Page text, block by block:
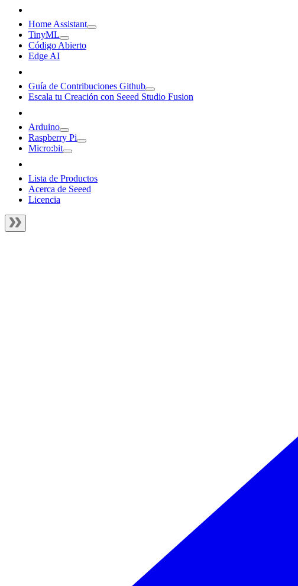
Home Assistant
TinyML
Código Abierto
Edge AI
Guía de Contribuciones Github
Escala tu Creación con Seeed Studio Fusion
Arduino
Raspberry Pi
Micro:bit
Lista de Productos
Acerca de Seeed
Licencia